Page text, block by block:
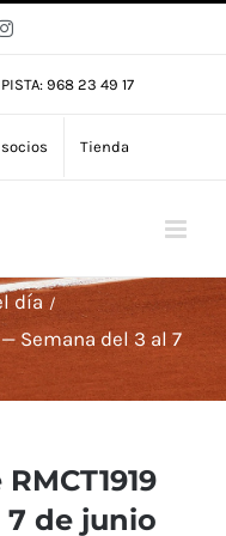
Instagram
PISTA: 968 23 49 17
Tienda
día
Semana del 3 al 7
de junio